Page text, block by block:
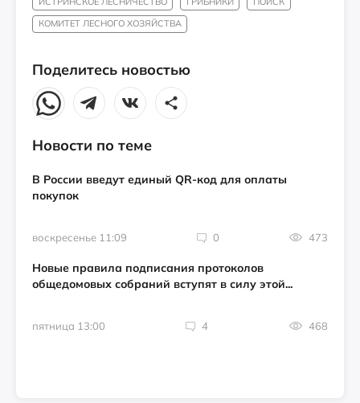
КОМИТЕТ ЛЕСНОГО ХОЗЯЙСТВА
Поделитесь новостью
Новости по теме
В России введут единый QR-код для оплаты
покупок
воскресенье 11:09 0 473
Новые правила подписания протоколов
общедомовых собраний вступят в силу этой...
пятница 13:00 4 468